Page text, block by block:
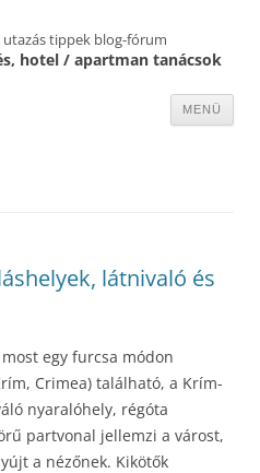
utazás tippek blog-fórum
hotel / apartman tanácsok
MENÜ
látnivaló és
egy furcsa módon
Crimea) található, a Krím-
nyaralóhely, régóta
partvonal jellemzi a várost,
a nézőnek. Kikötők